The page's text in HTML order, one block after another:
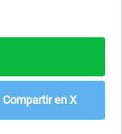
Compartir en X